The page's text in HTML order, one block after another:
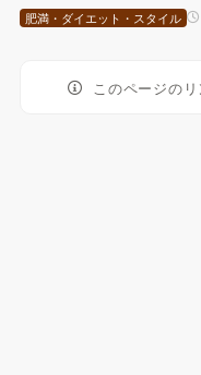
肥満・ダイエット・スタイル
このページの